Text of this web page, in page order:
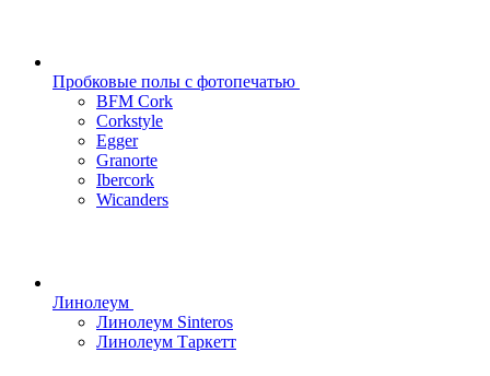
Пробковые полы с фотопечатью
BFM Cork
Corkstyle
Egger
Granorte
Ibercork
Wicanders
Линолеум
Линолеум Sinteros
Линолеум Таркетт